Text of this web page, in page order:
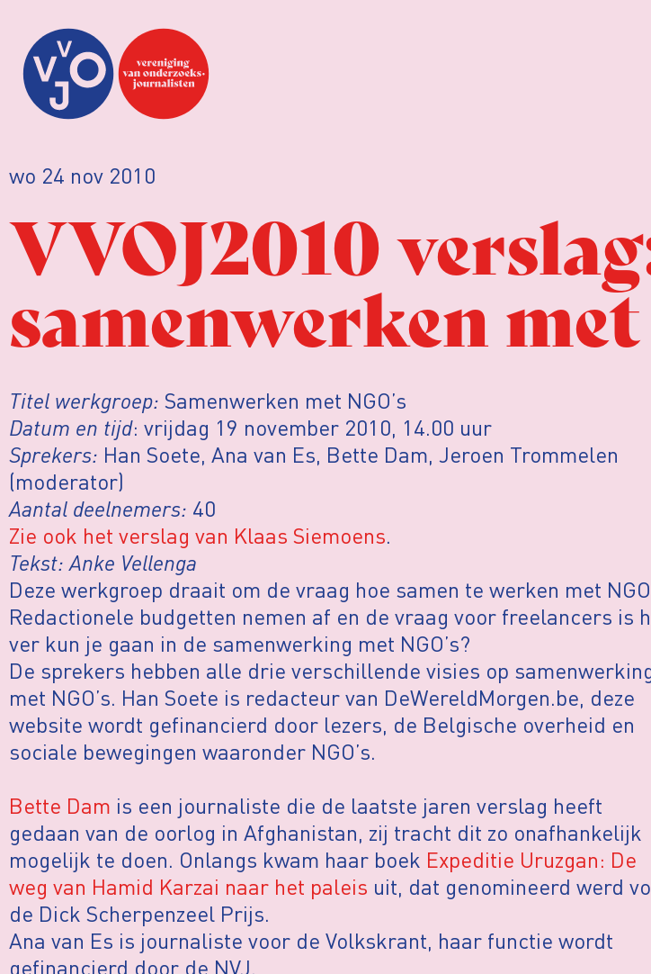
wo 24 nov 2010
VVOJ2010
samenwerken met
Titel werkgroep: Samenwerken met NGO’s
Datum en tijd: vrijdag 19 november 2010, 14.00 uur
Sprekers: Han Soete, Ana van Es, Bette Dam, Jeroen Trommelen
(moderator)
Aantal deelnemers: 40
Zie ook het verslag van Klaas Siemoens.
Tekst: Anke Vellenga
Deze werkgroep draait om de vraag hoe samen te werken met
Redactionele budgetten nemen af en de vraag voor freelancers is
ver kun je gaan in de samenwerking met NGO’s?
De sprekers hebben alle drie verschillende visies op
met NGO’s. Han Soete is redacteur van DeWereldMorgen.be, deze
website wordt gefinancierd door lezers, de Belgische overheid en
sociale bewegingen waaronder NGO’s.
Bette Dam is een journaliste die de laatste jaren verslag heeft
gedaan van de oorlog in Afghanistan, zij tracht dit zo onafhankelijk
mogelijk te doen. Onlangs kwam haar boek Expeditie Uruzgan: De
weg van Hamid Karzai naar het paleis uit, dat genomineerd werd
de Dick Scherpenzeel Prijs.
Ana van Es is journaliste voor de Volkskrant, haar functie wordt
gefinancierd door de NVJ.